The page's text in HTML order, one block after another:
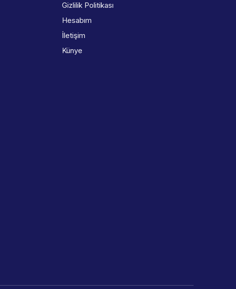
Gizlilik Politikası
Hesabım
İletişim
Künye